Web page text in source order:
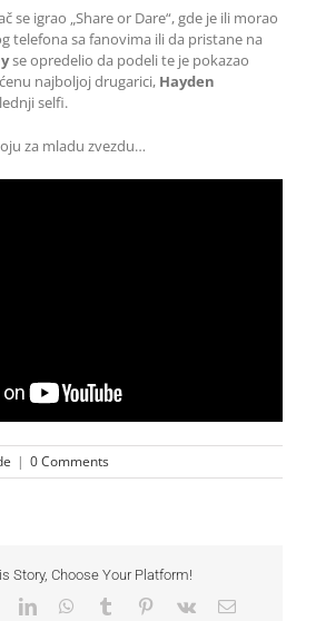
se igrao „Share or Dare“, gde je ili morao
telefona sa fanovima ili da pristane na
se opredelio da podeli te je pokazao
najboljoj drugarici, Hayden
selfi.
za mladu zvezdu…
| 0 Comments
Story, Choose Your Platform!
LinkedInWhatsApp
Tumblr Pinterest
Vk Email